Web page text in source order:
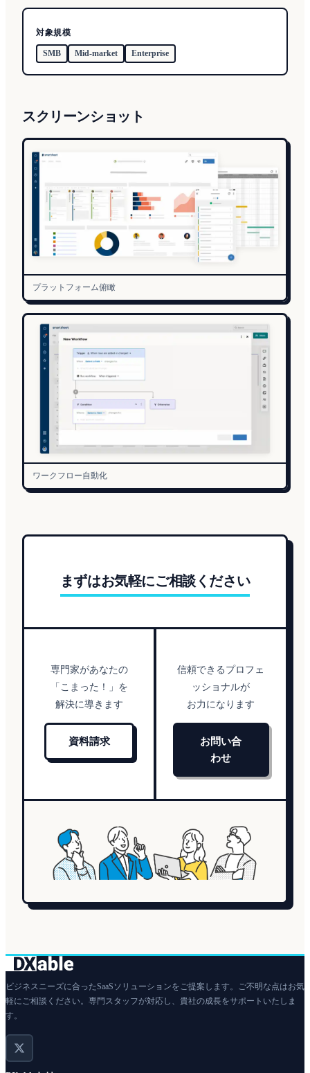
対象規模
SMB Mid-market Enterprise
スクリーンショット
プラットフォーム俯瞰
ワークフロー自動化
まずはお気軽にご相談ください
専門家があなたの
「こまった！」を
解決に導きます
資料請求
信頼できるプロフェ
ッショナルが
お力になります
お問い合
わせ
ビジネスニーズに合ったSaaSソリューションをご提案します。ご不明な点はお気
軽にご相談ください。専門スタッフが対応し、貴社の成長をサポートいたしま
す。